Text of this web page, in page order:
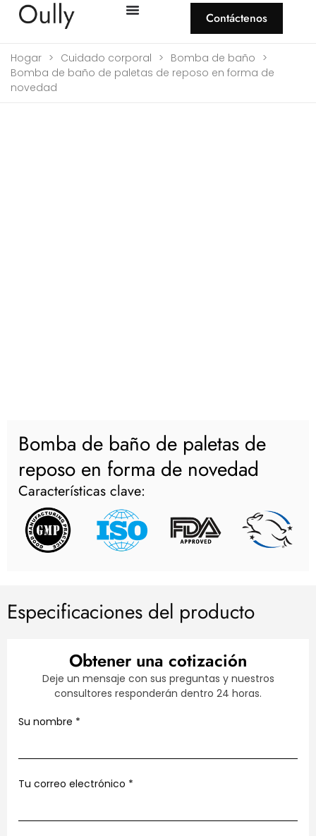
Contáctenos
Hogar > Cuidado corporal > Bomba de baño >
Bomba de baño de paletas de reposo en forma de
novedad
Bomba de baño de paletas de
reposo en forma de novedad
Características clave:
Especificaciones del producto
Obtener una cotización
Deje un mensaje con sus preguntas y nuestros
consultores responderán dentro 24 horas.
Su nombre *
Tu correo electrónico *